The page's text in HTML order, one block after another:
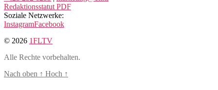
Redaktionsstatut PDF
Soziale Netzwerke:
InstagramFacebook
© 2026 1FLTV
Alle Rechte vorbehalten.
Nach oben ↑ Hoch ↑